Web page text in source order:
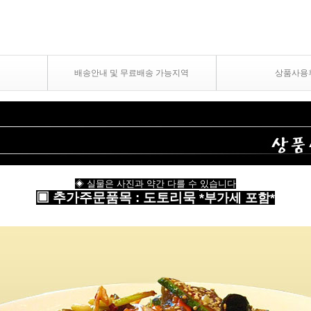
배송안내 및 무료배송 가능지역 상품사용
◈ 실물은 사진과 약간 다를 수 있습니다
▣ 추가주문품목 : 도토리묵 *부가세 포함*